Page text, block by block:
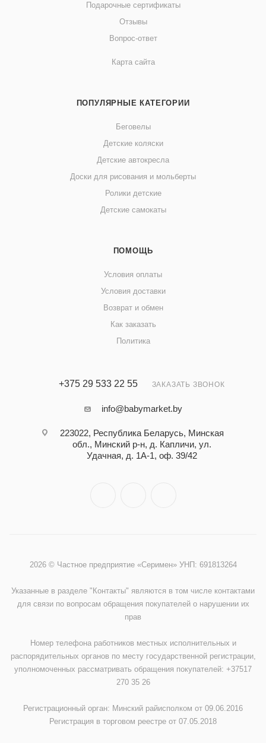
Подарочные сертификаты
Отзывы
Вопрос-ответ
Карта сайта
ПОПУЛЯРНЫЕ КАТЕГОРИИ
Беговелы
Детские коляски
Детские автокресла
Доски для рисования и мольберты
Ролики детские
Детские самокаты
ПОМОЩЬ
Условия оплаты
Условия доставки
Возврат и обмен
Как заказать
Политика
+375 29 533 22 55 ЗАКАЗАТЬ ЗВОНОК
info@babymarket.by
223022, Республика Беларусь, Минская
обл., Минский р-н, д. Капличи, ул.
Удачная, д. 1А-1, оф. 39/42
2026 © Частное предприятие «Серимен» УНП: 691813264
Указанные в разделе "Контакты" являются в том числе контактами
для связи по вопросам обращения покупателей о нарушении их
прав
Номер телефона работников местных исполнительных и
распорядительных органов по месту государственной регистрации,
уполномоченных рассматривать обращения покупателей: +37517
270 35 26
Регистрационный орган: Минский райисполком от 09.06.2016
Регистрация в торговом реестре от 07.05.2018